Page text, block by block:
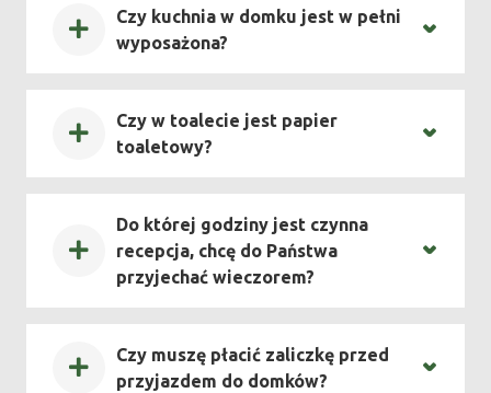
Czy kuchnia w domku jest w pełni
wyposażona?
Czy w toalecie jest papier
toaletowy?
Do której godziny jest czynna
recepcja, chcę do Państwa
przyjechać wieczorem?
Czy muszę płacić zaliczkę przed
przyjazdem do domków?